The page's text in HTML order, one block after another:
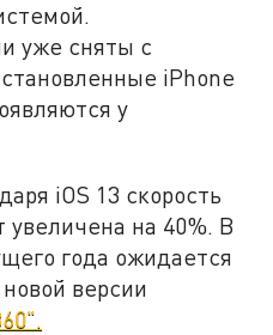
уже сняты с
iPhone
у
iOS 13 скорость
увеличена на 40%. В
года ожидается
версии